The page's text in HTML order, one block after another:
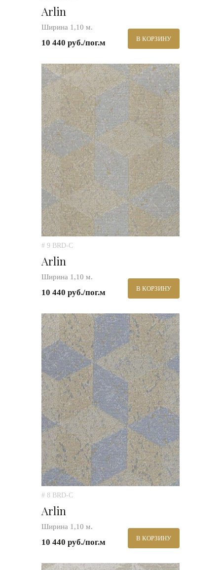
Arlin
Ширина 1,10 м.
10 440 руб./пог.м В КОРЗИНУ
# 9 BRD-C
Arlin
Ширина 1,10 м.
10 440 руб./пог.м В КОРЗИНУ
# 8 BRD-C
Arlin
Ширина 1,10 м.
10 440 руб./пог.м В КОРЗИНУ